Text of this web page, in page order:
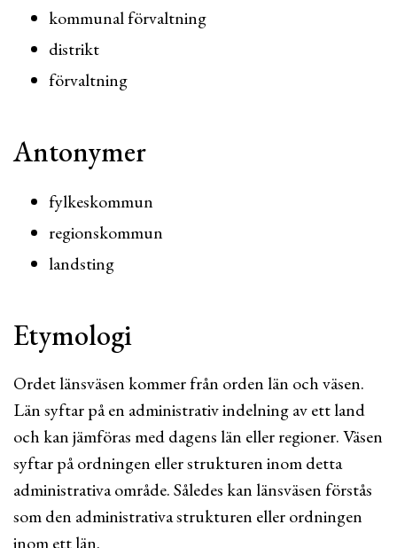
kommunal förvaltning
distrikt
förvaltning
Antonymer
fylkeskommun
regionskommun
landsting
Etymologi
Ordet länsväsen kommer från orden län och väsen.
Län syftar på en administrativ indelning av ett land
och kan jämföras med dagens län eller regioner. Väsen
syftar på ordningen eller strukturen inom detta
administrativa område. Således kan länsväsen förstås
som den administrativa strukturen eller ordningen
inom ett län.